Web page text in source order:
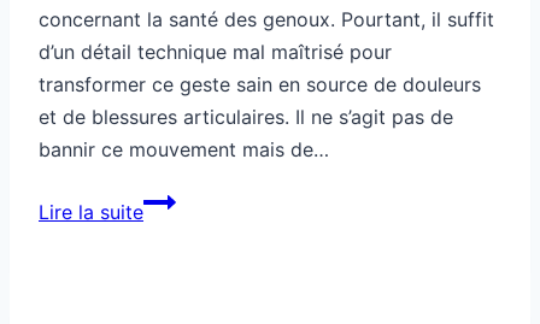
concernant la santé des genoux. Pourtant, il suffit
d’un détail technique mal maîtrisé pour
transformer ce geste sain en source de douleurs
et de blessures articulaires. Il ne s’agit pas de
bannir ce mouvement mais de…
Lire la suiteCe